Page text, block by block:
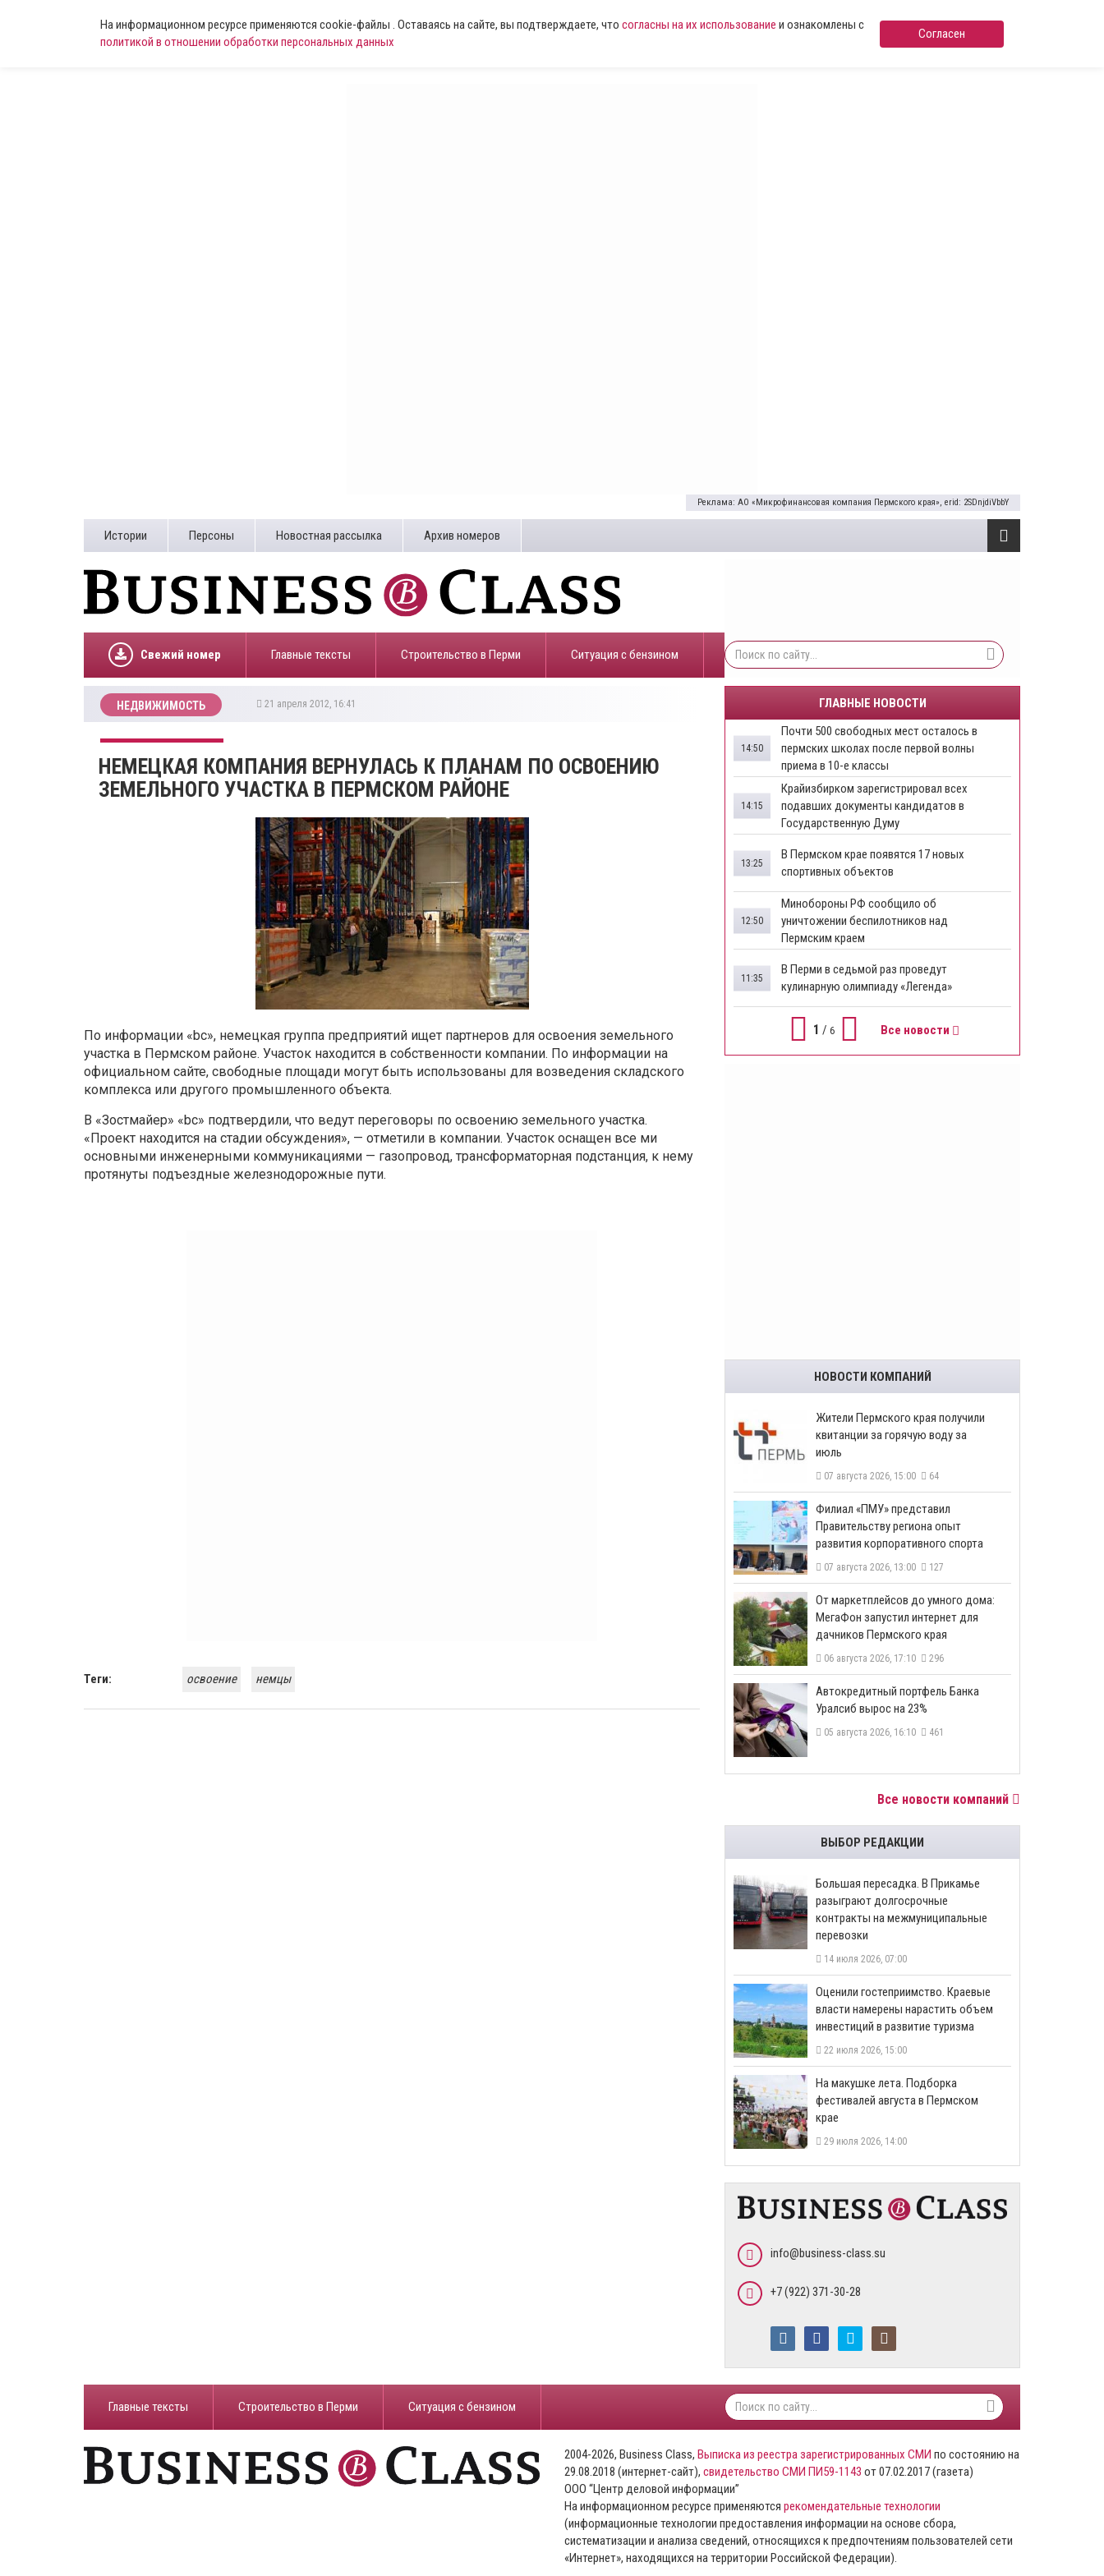
На информационном ресурсе применяются cookie-файлы . Оставаясь на сайте, вы подтверждаете, что согласны на их использование и ознакомлены с
политикой в отношении обработки персональных данных
Согласен
Реклама: АО «Микрофинансовая компания Пермского края», erid: 2SDnjdiVbbY
Истории Персоны Новостная рассылка Архив номеров
Свежий номер Главные тексты Строительство в Перми ​Ситуация с бензином
НЕДВИЖИМОСТЬ 21 апреля 2012, 16:41
НЕМЕЦКАЯ КОМПАНИЯ ВЕРНУЛАСЬ К ПЛАНАМ ПО ОСВОЕНИЮ
ЗЕМЕЛЬНОГО УЧАСТКА В ПЕРМСКОМ РАЙОНЕ
По информации «bc», немецкая группа предприятий ищет партнеров для освоения земельного
участка в Пермском районе. Участок находится в собственности компании. По информации на
официальном сайте, свободные площади могут быть использованы для возведения складского
комплекса или другого промышленного объекта.
В «Зостмайер» «bc» подтвердили, что ведут переговоры по освоению земельного участка.
«Проект находится на стадии обсуждения», — отметили в компании. Участок оснащен все ми
основными инженерными коммуникациями — газопровод, трансформаторная подстанция, к нему
протянуты подъездные железнодорожные пути.
Теги: освоение немцы
ГЛАВНЫЕ НОВОСТИ
Почти 500 свободных мест осталось в
пермских школах после первой волны
приема в 10-е классы
14:50
Крайизбирком зарегистрировал всех
подавших документы кандидатов в
Государственную Думу
14:15
​В Пермском крае появятся 17 новых
спортивных объектов
13:25
Минобороны РФ сообщило об
уничтожении беспилотников над
Пермским краем
12:50
В Перми в седьмой раз проведут
кулинарную олимпиаду «Легенда»
11:35
1 / 6 Все новости
НОВОСТИ КОМПАНИЙ
​Жители Пермского края получили
квитанции за горячую воду за
июль
07 августа 2026, 15:00 64
​Филиал «ПМУ» представил
Правительству региона опыт
развития корпоративного спорта
07 августа 2026, 13:00 127
От маркетплейсов до умного дома:
МегаФон запустил интернет для
дачников Пермского края
06 августа 2026, 17:10 296
​Автокредитный портфель Банка
Уралсиб вырос на 23%
05 августа 2026, 16:10 461
Все новости компаний
ВЫБОР РЕДАКЦИИ
Большая пересадка. В Прикамье
разыграют долгосрочные
контракты на межмуниципальные
перевозки
14 июля 2026, 07:00
Оценили гостеприимство. Краевые
власти намерены нарастить объем
инвестиций в развитие туризма
22 июля 2026, 15:00
На макушке лета. Подборка
фестивалей августа в Пермском
крае
29 июля 2026, 14:00
info@business-class.su
+7 (922) 371-30-28
Главные тексты Строительство в Перми ​Ситуация с бензином
2004-2026, Business Class, Выписка из реестра зарегистрированных СМИ по состоянию на
29.08.2018 (интернет-сайт), свидетельство СМИ ПИ59-1143 от 07.02.2017 (газета)
ООО “Центр деловой информации”
На информационном ресурсе применяются рекомендательные технологии
(информационные технологии предоставления информации на основе сбора,
систематизации и анализа сведений, относящихся к предпочтениям пользователей сети
«Интернет», находящихся на территории Российской Федерации).